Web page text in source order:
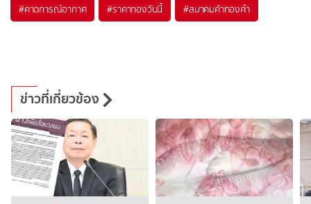
#คาดการณ์อากาศ #ราคาทองวันนี้ #สมาคมค้าทองคำ
ข่าวที่เกี่ยวข้อง